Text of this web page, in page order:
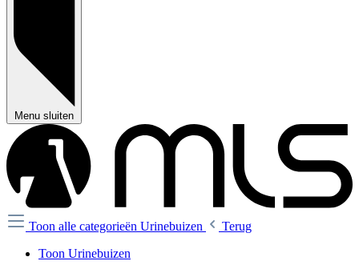
Menu sluiten
Toon alle categorieën Urinebuizen
Terug
Toon Urinebuizen